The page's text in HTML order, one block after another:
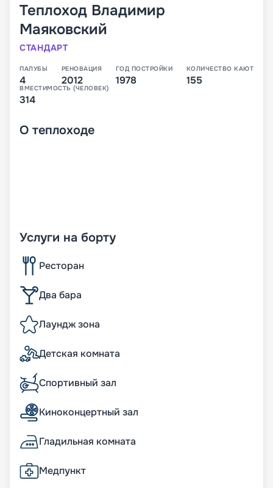
Теплоход Владимир
Маяковский
СТАНДАРТ
ПАЛУБЫ
4
РЕНОВАЦИЯ
2012
ГОД ПОСТРОЙКИ
1978
КОЛИЧЕСТВО КАЮТ
155
ВМЕСТИМОСТЬ (ЧЕЛОВЕК)
314
О теплоходе
Услуги на борту
Ресторан
Два бара
Лаундж зона
Детская комната
Спортивный зал
Киноконцертный зал
Гладильная комната
Медпункт